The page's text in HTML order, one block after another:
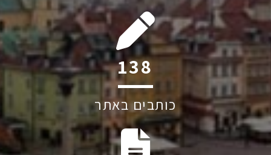
211
כותבים באתר